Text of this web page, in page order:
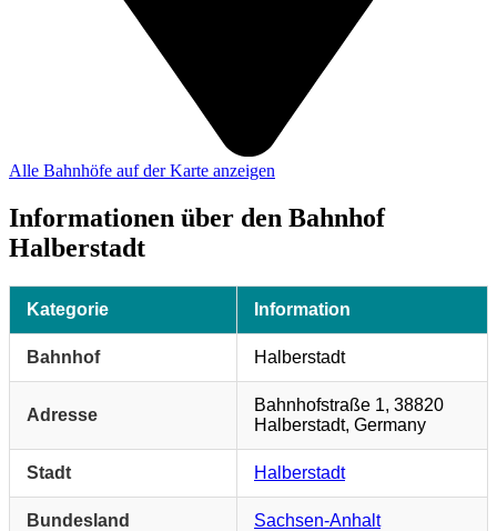
Alle Bahnhöfe auf der Karte anzeigen
Informationen über den Bahnhof
Halberstadt
Kategorie Information
Bahnhof Halberstadt
Adresse
Bahnhofstraße 1, 38820
Halberstadt, Germany
Stadt Halberstadt
Bundesland Sachsen-Anhalt